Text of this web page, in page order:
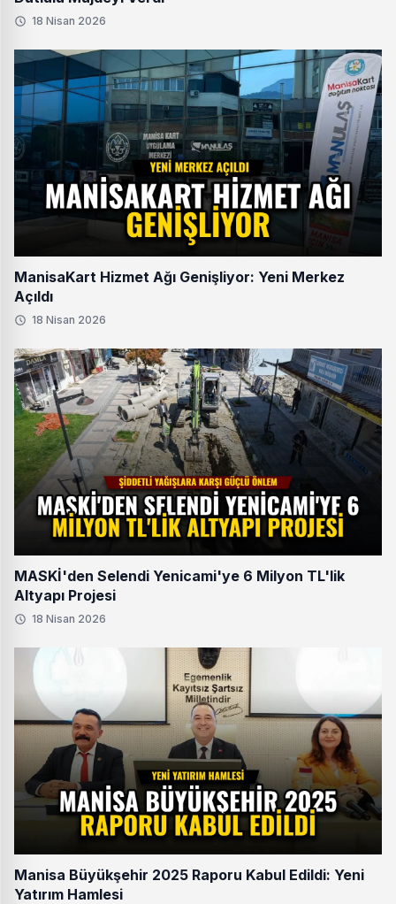
18 Nisan 2026
ManisaKart Hizmet Ağı Genişliyor: Yeni Merkez
Açıldı
18 Nisan 2026
MASKİ'den Selendi Yenicami'ye 6 Milyon TL'lik
Altyapı Projesi
18 Nisan 2026
Manisa Büyükşehir 2025 Raporu Kabul Edildi: Yeni
Yatırım Hamlesi